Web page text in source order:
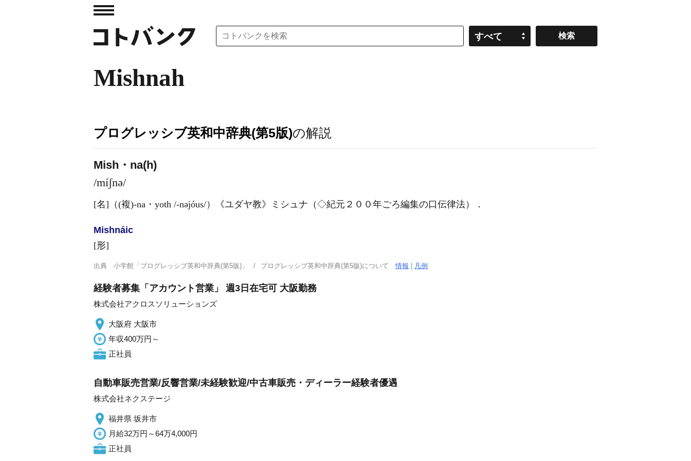
すべて
Mishnah
プログレッシブ英和中辞典(第5版)の解説
Mish・na(h)
/míʃnə/
[名] （(複)-na・yoth /-nəjóus/） 《ユダヤ教》 ミシュナ（◇紀元２００年ごろ編集の口伝律法） ．
Mishnáic
[形]
出典 小学館「プログレッシブ英和中辞典(第5版)」 プログレッシブ英和中辞典(第5版)について情報 凡例
経験者募集「アカウント営業」 週3日在宅可 大阪勤務
株式会社アクロスソリューションズ
大阪府 大阪市
年収400万円～
正社員
自動車販売営業/反響営業/未経験歓迎/中古車販売・ディーラー経験者優遇
株式会社ネクステージ
福井県 坂井市
月給32万円～64万4,000円
正社員